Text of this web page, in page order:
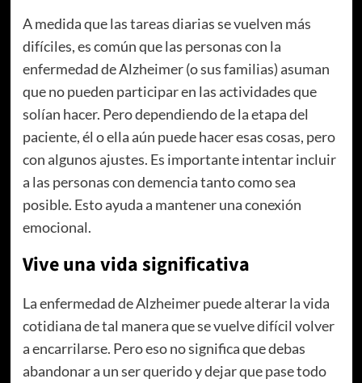
A medida que las tareas diarias se vuelven más
difíciles, es común que las personas con la
enfermedad de Alzheimer (o sus familias) asuman
que no pueden participar en las actividades que
solían hacer. Pero dependiendo de la etapa del
paciente, él o ella aún puede hacer esas cosas, pero
con algunos ajustes. Es importante intentar incluir
a las personas con demencia tanto como sea
posible. Esto ayuda a mantener una conexión
emocional.
Vive una vida significativa
La enfermedad de Alzheimer puede alterar la vida
cotidiana de tal manera que se vuelve difícil volver
a encarrilarse. Pero eso no significa que debas
abandonar a un ser querido y dejar que pase todo